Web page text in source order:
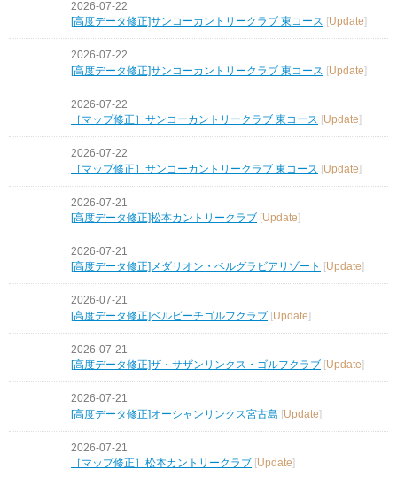
2026-07-22
[高度データ修正]サンコーカントリークラブ 東コース [Update]
2026-07-22
[高度データ修正]サンコーカントリークラブ 東コース [Update]
2026-07-22
［マップ修正］サンコーカントリークラブ 東コース [Update]
2026-07-22
［マップ修正］サンコーカントリークラブ 東コース [Update]
2026-07-21
[高度データ修正]松本カントリークラブ [Update]
2026-07-21
[高度データ修正]メダリオン・ベルグラビアリゾート
Update
2026-07-21
[高度データ修正]ベルビーチゴルフクラブ [Update]
2026-07-21
[高度データ修正]ザ・サザンリンクス・ゴルフクラブ
Update
2026-07-21
[高度データ修正]オーシャンリンクス宮古島 [Update]
2026-07-21
［マップ修正］松本カントリークラブ
Update